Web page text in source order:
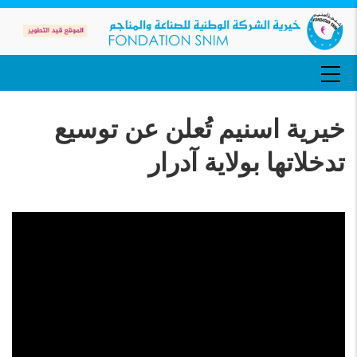
تجاوز
إلى
المحتوى
الرئيسيMAIN
NAVIGATION
خيرية اسنيم تُعلن عن توسيع
تدخلاتها بولاية آدرار